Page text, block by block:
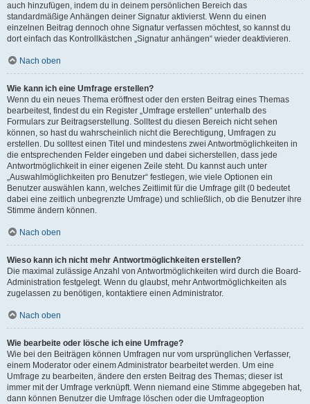
auch hinzufügen, indem du in deinem persönlichen Bereich das
standardmäßige Anhängen deiner Signatur aktivierst. Wenn du einen
einzelnen Beitrag dennoch ohne Signatur verfassen möchtest, so kannst du
dort einfach das Kontrollkästchen „Signatur anhängen“ wieder deaktivieren.
Nach oben
Wie kann ich eine Umfrage erstellen?
Wenn du ein neues Thema eröffnest oder den ersten Beitrag eines Themas
bearbeitest, findest du ein Register „Umfrage erstellen“ unterhalb des
Formulars zur Beitragserstellung. Solltest du diesen Bereich nicht sehen
können, so hast du wahrscheinlich nicht die Berechtigung, Umfragen zu
erstellen. Du solltest einen Titel und mindestens zwei Antwortmöglichkeiten in
die entsprechenden Felder eingeben und dabei sicherstellen, dass jede
Antwortmöglichkeit in einer eigenen Zeile steht. Du kannst auch unter
„Auswahlmöglichkeiten pro Benutzer“ festlegen, wie viele Optionen ein
Benutzer auswählen kann, welches Zeitlimit für die Umfrage gilt (0 bedeutet
dabei eine zeitlich unbegrenzte Umfrage) und schließlich, ob die Benutzer ihre
Stimme ändern können.
Nach oben
Wieso kann ich nicht mehr Antwortmöglichkeiten erstellen?
Die maximal zulässige Anzahl von Antwortmöglichkeiten wird durch die Board-
Administration festgelegt. Wenn du glaubst, mehr Antwortmöglichkeiten als
zugelassen zu benötigen, kontaktiere einen Administrator.
Nach oben
Wie bearbeite oder lösche ich eine Umfrage?
Wie bei den Beiträgen können Umfragen nur vom ursprünglichen Verfasser,
einem Moderator oder einem Administrator bearbeitet werden. Um eine
Umfrage zu bearbeiten, ändere den ersten Beitrag des Themas; dieser ist
immer mit der Umfrage verknüpft. Wenn niemand eine Stimme abgegeben hat,
dann können Benutzer die Umfrage löschen oder die Umfrageoption